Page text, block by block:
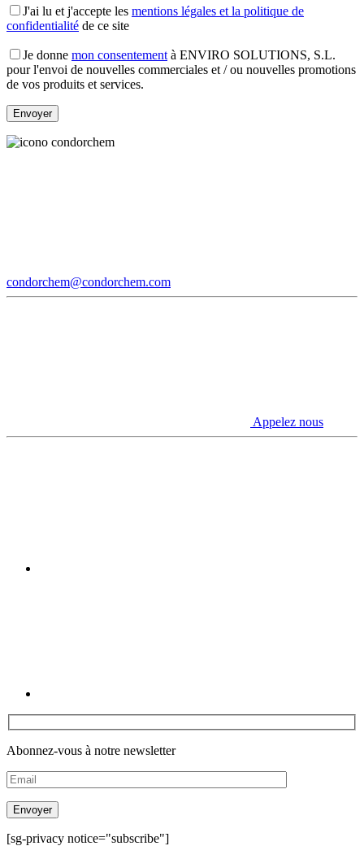
J'ai lu et j'accepte les mentions légales et la politique de
confidentialité de ce site
Je donne mon consentementà ENVIRO SOLUTIONS, S.L.
pour l'envoi de nouvelles commerciales et / ou nouvelles promotions
de vos produits et services.
condorchem@condorchem.com
Appelez nous
Abonnez-vous à notre newsletter
[sg-privacy notice="subscribe"]